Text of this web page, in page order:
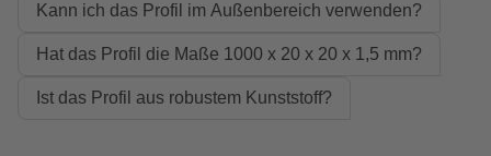
Kann ich das Profil im Außenbereich verwenden?
Hat das Profil die Maße 1000 x 20 x 20 x 1,5 mm?
Ist das Profil aus robustem Kunststoff?